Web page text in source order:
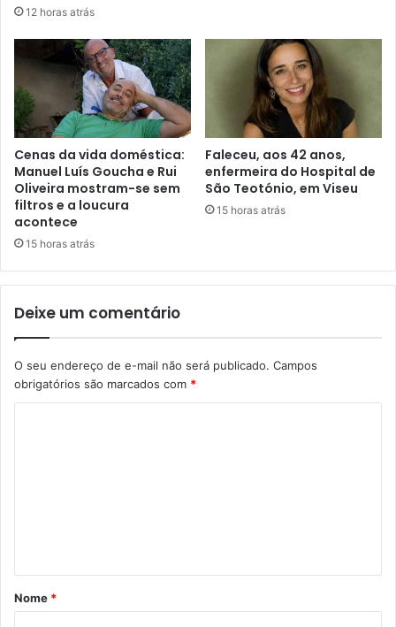
12 horas atrás
Cenas da vida doméstica:
Manuel Luís Goucha e Rui
Oliveira mostram-se sem
filtros e a loucura
acontece
15 horas atrás
Faleceu, aos 42 anos,
enfermeira do Hospital de
São Teotónio, em Viseu
15 horas atrás
Deixe um comentário
O seu endereço de e-mail não será publicado. Campos
obrigatórios são marcados com *
á
r
Nome *